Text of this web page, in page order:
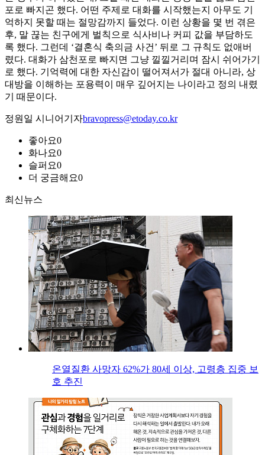
포로 빠지곤 했다. 어떤 주제로 대화를 시작했는지 아무도 기
억하지 못할 때는 절망감까지 들었다. 이런 상황을 몇 번 겪은
후, 말 끊는 친구에게 벌칙으로 식사비나 커피 값을 부담하도
록 했다. 그런데 ‘결혼식 축의금 사건’ 뒤로 그 규칙도 없애버
렸다. 대화가 삼천포로 빠지면 그냥 낄낄거리며 잠시 쉬어가기
로 했다. 기억력에 대한 자신감이 떨어져서가 절대 아니라, 상
대방을 이해하는 포용력이 매우 깊어지는 나이라고 정의 내렸
기 때문이다.
정원일 시니어기자bravopress@etoday.co.kr
좋아요0
화나요0
슬퍼요0
더 궁금해요0
최신뉴스
온열질환 사망자 62%가 80세 이상, 고령층 집중 보
호 추진